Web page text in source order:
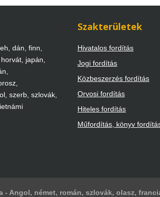
dán, finn,
japán,
szerb, szlovák,
Szakterületek
Hivatalos fordítás
Jogi fordítás
Közbeszerzés fordítás
Orvosi fordítás
Hiteles fordítás
Műfordítás, könyv
Angol, német, román, szlovák, olasz,